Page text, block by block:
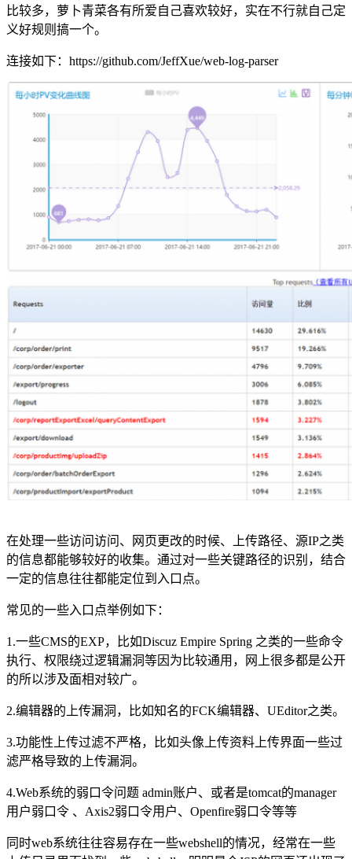
比较多，萝卜青菜各有所爱自己喜欢较好，实在不行就自己定
义好规则搞一个。
连接如下：https://github.com/JeffXue/web-log-parser
在处理一些访问访问、网页更改的时候、上传路径、源IP之类
的信息都能够较好的收集。通过对一些关键路径的识别，结合
一定的信息往往都能定位到入口点。
常见的一些入口点举例如下：
1.一些CMS的EXP，比如Discuz Empire Spring 之类的一些命令
执行、权限绕过逻辑漏洞等因为比较通用，网上很多都是公开
的所以涉及面相对较广。
2.编辑器的上传漏洞，比如知名的FCK编辑器、UEditor之类。
3.功能性上传过滤不严格，比如头像上传资料上传界面一些过
滤严格导致的上传漏洞。
4.Web系统的弱口令问题 admin账户、或者是tomcat的manager
用户弱口令 、Axis2弱口令用户、Openfire弱口令等等
同时web系统往往容易存在一些webshell的情况，经常在一些